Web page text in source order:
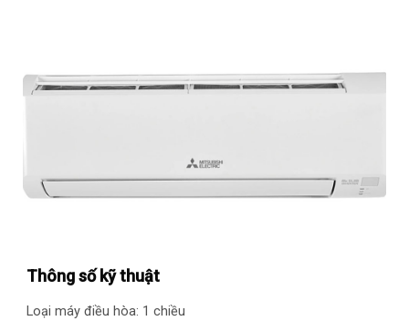
Thông số kỹ thuật
Loại máy điều hòa: 1 chiều